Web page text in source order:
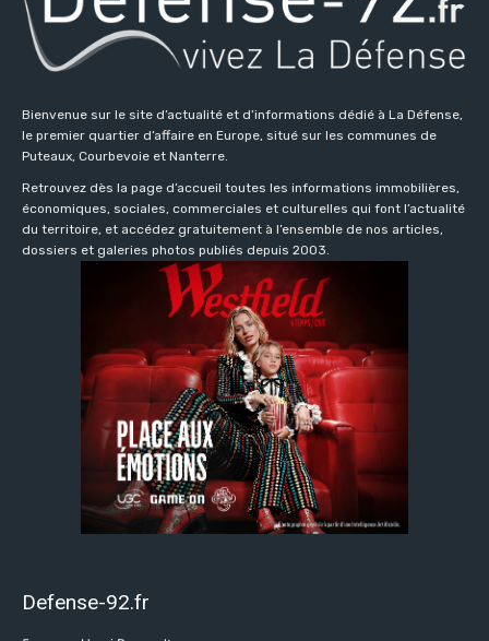
Bienvenue sur le site d’actualité et d’informations dédié à La Défense,
le premier quartier d’affaire en Europe, situé sur les communes de
Puteaux, Courbevoie et Nanterre.
Retrouvez dès la page d’accueil toutes les informations immobilières,
économiques, sociales, commerciales et culturelles qui font l’actualité
du territoire, et accédez gratuitement à l’ensemble de nos articles,
dossiers et galeries photos publiés depuis 2003.
Defense-92.fr